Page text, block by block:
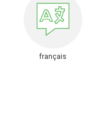
français